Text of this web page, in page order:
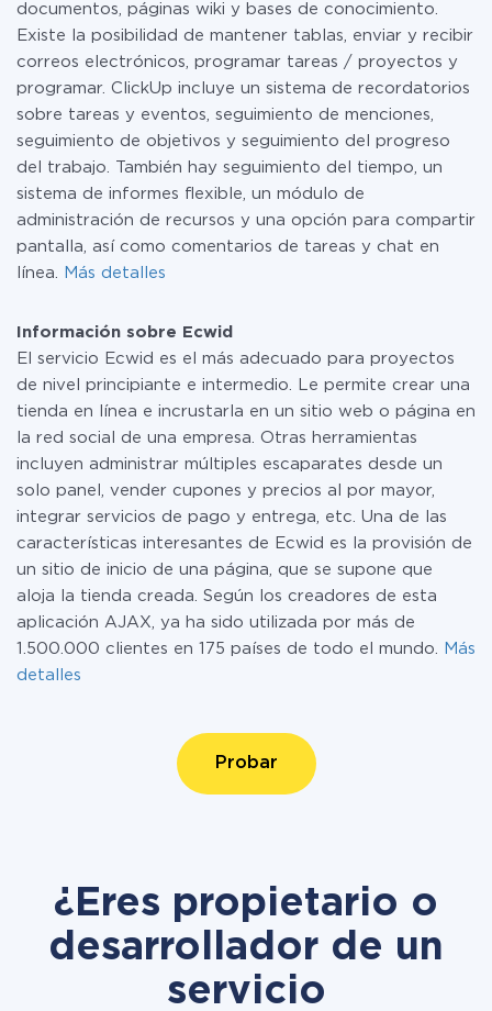
documentos, páginas wiki y bases de conocimiento.
Existe la posibilidad de mantener tablas, enviar y recibir
correos electrónicos, programar tareas / proyectos y
programar. ClickUp incluye un sistema de recordatorios
sobre tareas y eventos, seguimiento de menciones,
seguimiento de objetivos y seguimiento del progreso
del trabajo. También hay seguimiento del tiempo, un
sistema de informes flexible, un módulo de
administración de recursos y una opción para compartir
pantalla, así como comentarios de tareas y chat en
línea.
Más detalles
Información sobre Ecwid
El servicio Ecwid es el más adecuado para proyectos
de nivel principiante e intermedio. Le permite crear una
tienda en línea e incrustarla en un sitio web o página en
la red social de una empresa. Otras herramientas
incluyen administrar múltiples escaparates desde un
solo panel, vender cupones y precios al por mayor,
integrar servicios de pago y entrega, etc. Una de las
características interesantes de Ecwid es la provisión de
un sitio de inicio de una página, que se supone que
aloja la tienda creada. Según los creadores de esta
aplicación AJAX, ya ha sido utilizada por más de
1.500.000 clientes en 175 países de todo el mundo.
Más
detalles
Probar
¿Eres propietario o
desarrollador de un
servicio